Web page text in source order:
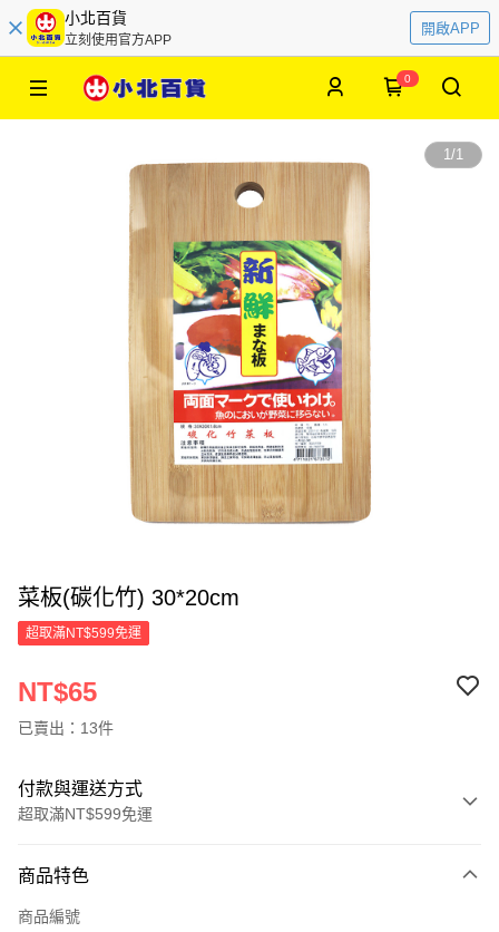
小北百貨
立刻使用官方APP
開啟APP
0
1/1
菜板(碳化竹) 30*20cm
超取滿NT$599免運
NT$65
已賣出：13件
付款與運送方式
超取滿NT$599免運
信用卡一次付款
商品特色
商品編號